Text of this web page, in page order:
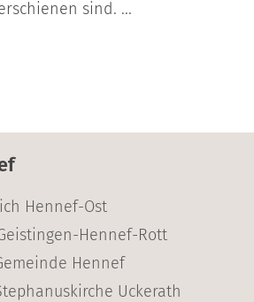
sind. ...
Hennef-Ost
Hennef-Rott
Hennef
Uckerath